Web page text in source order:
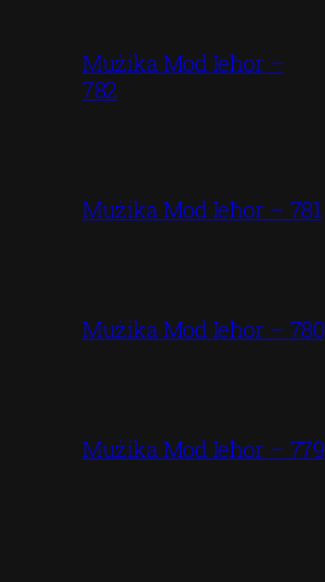
Mużika Mod Ieħor –
782
Mużika Mod Ieħor – 781
Mużika Mod Ieħor – 780
Mużika Mod Ieħor – 779